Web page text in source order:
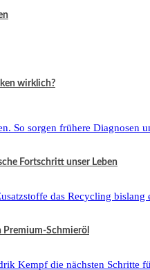
wirklich?
Fortschritt unser Leben
Schmieröl